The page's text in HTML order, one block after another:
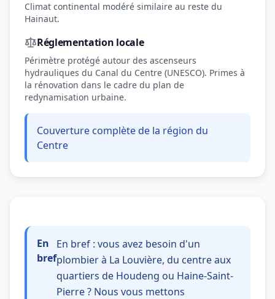
Climat continental modéré similaire au reste du
Hainaut.
Réglementation locale
Périmètre protégé autour des ascenseurs
hydrauliques du Canal du Centre (UNESCO). Primes à
la rénovation dans le cadre du plan de
redynamisation urbaine.
Couverture complète de la région du
Centre
En
bref
En bref : vous avez besoin d'un
plombier à La Louvière, du centre aux
quartiers de Houdeng ou Haine-Saint-
Pierre ? Nous vous mettons